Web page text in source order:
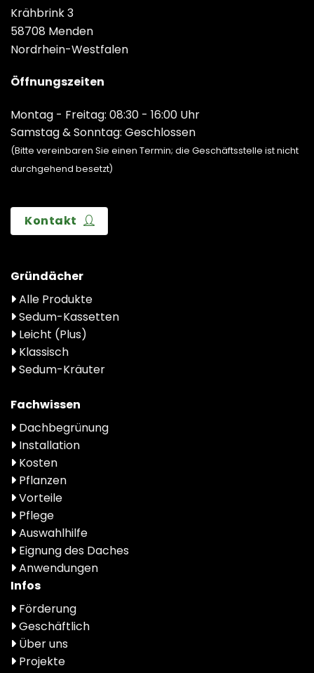
Krähbrink 3
58708 Menden
Nordrhein-Westfalen
Öffnungszeiten
Montag - Freitag: 08:30 - 16:00 Uhr
Samstag & Sonntag: Geschlossen
(Bitte vereinbaren Sie einen Termin; die Geschäftsstelle ist nicht
durchgehend besetzt)
Kontakt
Gründächer
Alle Produkte
Sedum-Kassetten
Leicht (Plus)
Klassisch
Sedum-Kräuter
Fachwissen
Dachbegrünung
Installation
Kosten
Pflanzen
Vorteile
Pflege
Auswahlhilfe
Eignung des Daches
Anwendungen
Infos
Förderung
Geschäftlich
Über uns
Projekte